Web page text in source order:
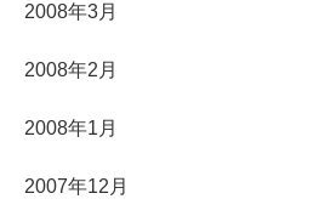
2008年3月
2008年2月
2008年1月
2007年12月